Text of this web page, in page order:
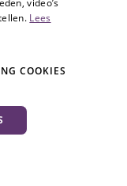
video’s
Lees
COOKIES